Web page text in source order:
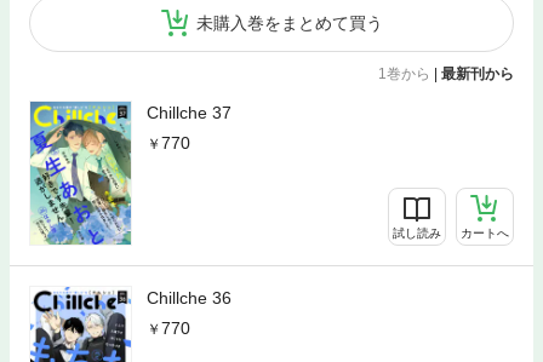
未購入巻をまとめて買う
1巻から | 最新刊から
Chillche 37
770
試し読み カートへ
Chillche 36
770